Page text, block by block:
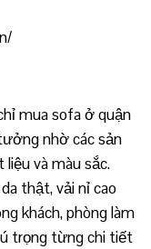
mua sofa ở quận
nhờ các sản
liệu và màu sắc.
thật, vải nỉ cao
khách, phòng làm
trọng từng chi tiết